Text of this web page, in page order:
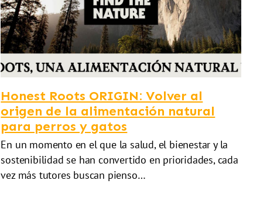
Honest Roots ORIGIN: Volver al
origen de la alimentación natural
para perros y gatos
En un momento en el que la salud, el bienestar y la
sostenibilidad se han convertido en prioridades, cada
vez más tutores buscan pienso…